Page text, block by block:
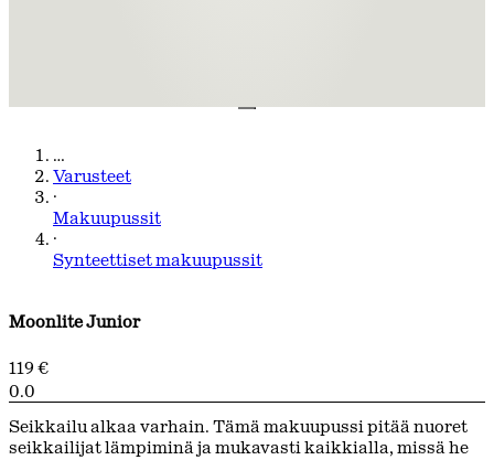
…
Varusteet
·
Makuupussit
·
Synteettiset makuupussit
Moonlite Junior
119 €
0.0
Seikkailu alkaa varhain. Tämä makuupussi pitää nuoret
seikkailijat lämpiminä ja mukavasti kaikkialla, missä he